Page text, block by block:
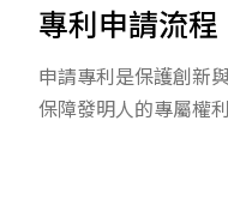
專利申請流
請費用看這
申請專利是保護創新
保障發明人的專屬權